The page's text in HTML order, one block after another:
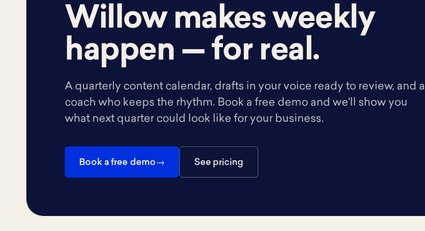
Willow makes weekly
happen — for real.
A quarterly content calendar, drafts in your voice ready to review, and a
coach who keeps the rhythm. Book a free demo and we'll show you
what next quarter could look like for your business.
Book a free demo See pricing